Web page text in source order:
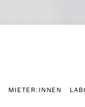
MIETER:INNEN